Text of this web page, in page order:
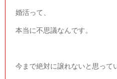
婚活って、
本当に不思議なんです。
今まで絶対に譲れないと思って